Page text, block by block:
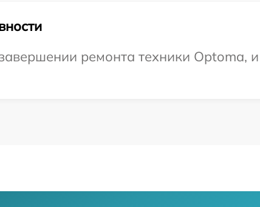
ремонта техники Optoma,